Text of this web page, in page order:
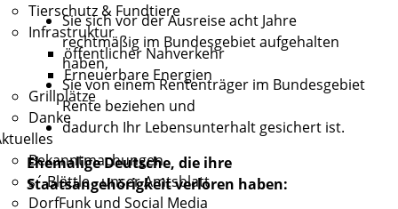
Tierschutz & Fundtiere
Infrastruktur
öffentlicher Nahverkehr
Erneuerbare Energien
Grillplätze
Danke
Bekanntmachungen
s´ Blättle - unser Amtsblatt
DorfFunk und Social Media
Sie sich vor der Ausreise acht Jahre
rechtmäßig im Bundesgebiet aufgehalten
haben,
Sie von einem Rententräger im Bundesgebiet
Rente beziehen und
dadurch Ihr Lebensunterhalt gesichert ist.
Ehemalige Deutsche, die ihre
Staatsangehörigkeit verloren haben: